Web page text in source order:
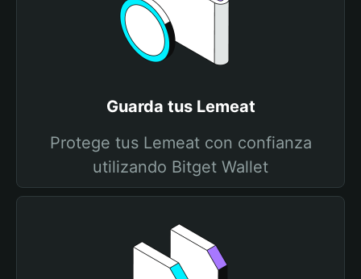
Guarda tus Lemeat
Protege tus Lemeat con confianza
utilizando Bitget Wallet